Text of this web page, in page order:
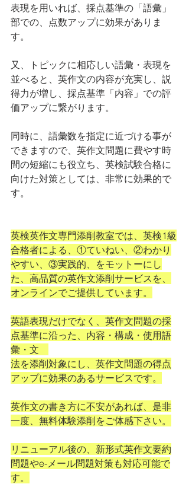
表現を用いれば、採点基準の「語彙」
部での、点数アップに効果がありま
す。
又、トピックに相応しい語彙・表現を
並べると、英作文の内容が充実し、説
得力が増し、採点基準「内容」での評
価アップに繋がります。
同時に、語彙数を指定に近づける事が
できますので、英作文問題に費やす時
間の短縮にも役立ち、英検試験合格に
向けた対策としては、非常に効果的で
す。
英検英作文専門添削教室では、英検1級
合格者による、①ていねい、②わかり
やすい、③実践的、をモットーにし
た、高品質の英作文添削サービスを、
オンラインでご提供しています。
英語表現だけでなく、英作文問題の採
点基準に沿った、内容・構成・使用語
彙・文
法を添削対象にし、英作文問題の得点
アップに効果のあるサービスです。
英作文の書き方に不安があれば、是非
一度、無料体験添削をご体感下さい。
リニューアル後の、新形式英作文要約
問題やe-メール問題対策も対応可能で
す。